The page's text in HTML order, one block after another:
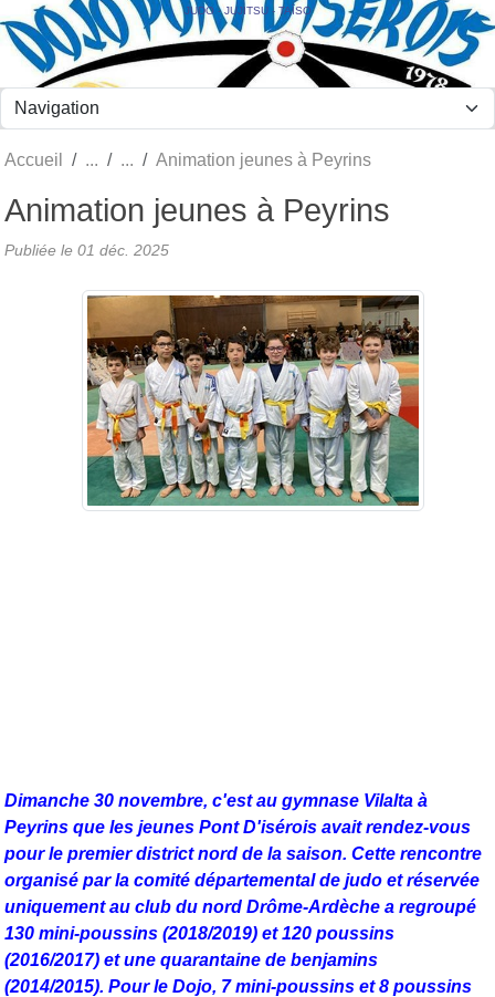
JUDO - JUJITSU - TAÏSO
Accueil Animation jeunes à Peyrins
Animation jeunes à Peyrins
Publiée le 01 déc. 2025
Dimanche 30 novembre, c'est au gymnase Vilalta à
Peyrins que les jeunes Pont D'isérois avait rendez-vous
pour le premier district nord de la saison. Cette rencontre
organisé par la comité départemental de judo et réservée
uniquement au club du nord Drôme-Ardèche a regroupé
130 mini-poussins (2018/2019) et 120 poussins
(2016/2017) et une quarantaine de benjamins
(2014/2015). Pour le Dojo, 7 mini-poussins et 8 poussins
Panneau de gestion des cookies